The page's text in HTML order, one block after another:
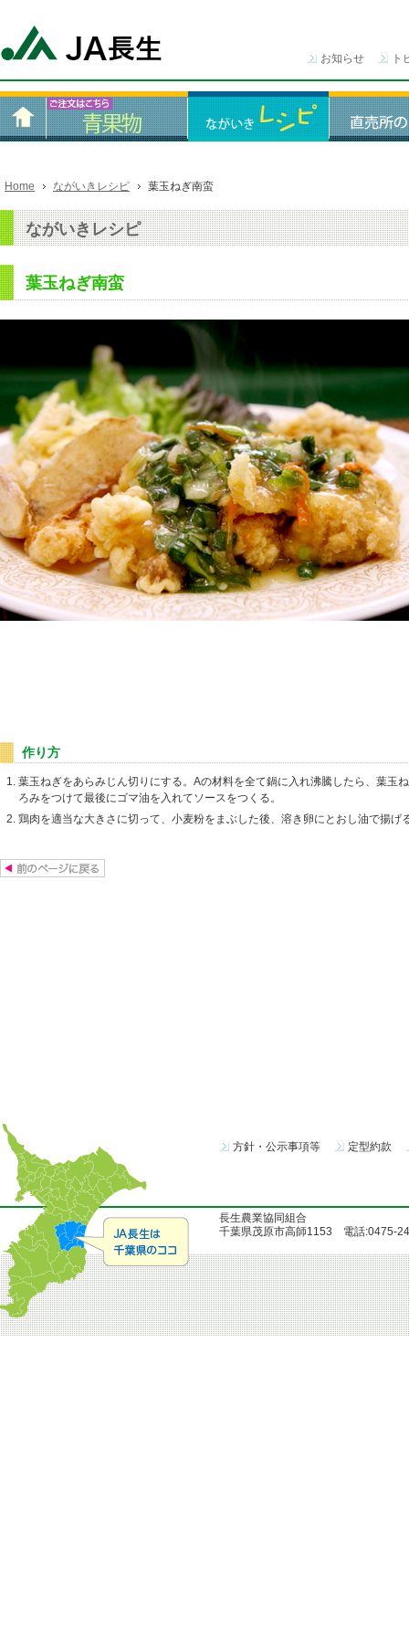
お知らせ ト
Home ながいきレシピ 葉玉ねぎ南蛮
ながいきレシピ
葉玉ねぎ南蛮
作り方
葉玉ねぎをあらみじん切りにする。Aの材料を全て鍋に入れ沸騰したら、葉玉
ろみをつけて最後にゴマ油を入れてソースをつくる。
鶏肉を適当な大きさに切って、小麦粉をまぶした後、溶き卵にとおし油で揚げ
方針・公示事項等 定型約款
長生農業協同組合
千葉県茂原市高師1153 電話:0475-